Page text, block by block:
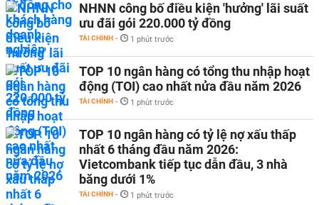
NHNN công bố điều kiện 'hưởng' lãi suất
ưu đãi gói 220.000 tỷ đồng
TÀI CHÍNH - 1 phút trước
TOP 10 ngân hàng có tổng thu nhập hoạt
động (TOI) cao nhất nửa đầu năm 2026
TÀI CHÍNH - 1 phút trước
TOP 10 ngân hàng có tỷ lệ nợ xấu thấp
nhất 6 tháng đầu năm 2026:
Vietcombank tiếp tục dẫn đầu, 3 nhà
băng dưới 1%
TÀI CHÍNH - 1 phút trước